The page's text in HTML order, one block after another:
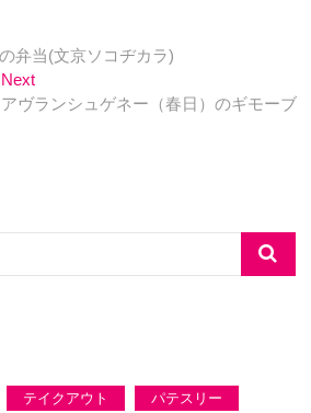
弁当(文京ソコヂカラ)
NextNext
post:
アヴランシュゲネー（春日）のギモーブ
Search
テイクアウト パテスリー